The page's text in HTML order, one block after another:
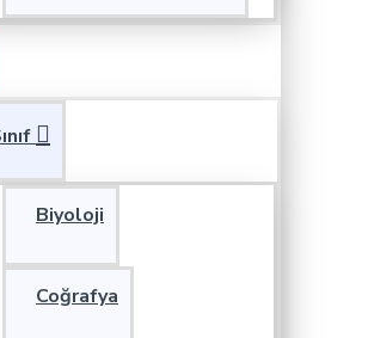
Biyoloji
Coğrafya